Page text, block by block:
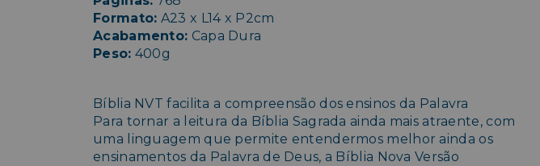
Formato: A23 x L14 x P2cm
Acabamento: Capa Dura
Peso: 400g
Bíblia NVT facilita a compreensão dos ensinos da Palavra
Para tornar a leitura da Bíblia Sagrada ainda mais atraente, com
uma linguagem que permite entendermos melhor ainda os
ensinamentos da Palavra de Deus, a Bíblia Nova Versão